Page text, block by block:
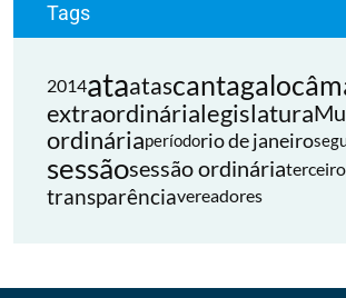
Tags
2014ataatascantagalo
extraordinárialegislatura
ordináriaperíodorio de janeiro
sessãosessão ordináriaterceiro
transparênciavereadores